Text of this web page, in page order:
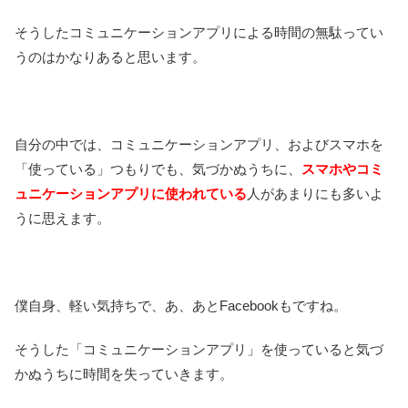
そうしたコミュニケーションアプリによる時間の無駄ってい
うのはかなりあると思います。
自分の中では、コミュニケーションアプリ、およびスマホを
「使っている」つもりでも、気づかぬうちに、
スマホやコミ
ュニケーションアプリに使われている 人があまりにも多いよ
うに思えます。
僕自身、軽い気持ちで、あ、あとFacebookもですね。
そうした「コミュニケーションアプリ」を使っていると気づ
かぬうちに時間を失っていきます。